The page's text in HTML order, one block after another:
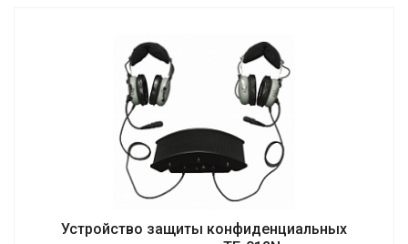
Устройство защиты конфиденциальных